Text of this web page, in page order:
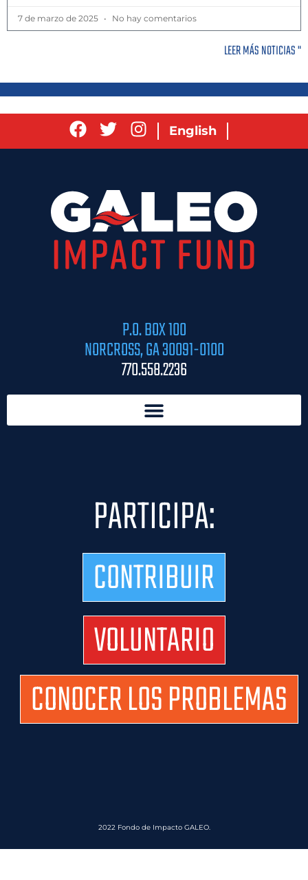
7 de marzo de 2025 No hay comentarios
LEER MÁS NOTICIAS "
English
P.O. BOX 100
NORCROSS, GA 30091-0100
770.558.2236
PARTICIPA:
CONTRIBUIR
VOLUNTARIO
CONOCER LOS PROBLEMAS
2022 Fondo de Impacto GALEO.